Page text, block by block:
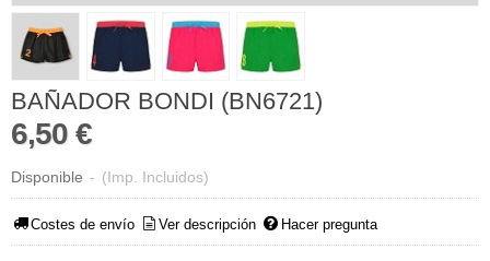
BAÑADOR BONDI (BN6721)
6,50 €
Disponible - (Imp. Incluidos)
Costes de envío Ver descripción Hacer pregunta